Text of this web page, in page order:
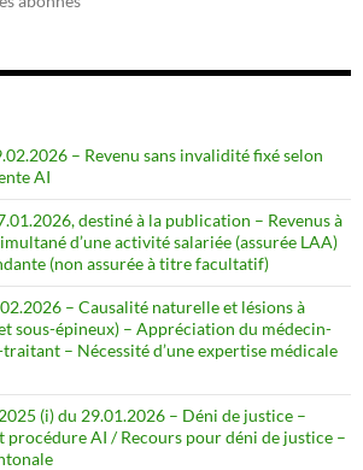
– Revenu sans invalidité fixé selon
AI
destiné à la publication – Revenus à
d’une activité salariée (assurée LAA)
(non assurée à titre facultatif)
– Causalité naturelle et lésions à
sous-épineux) – Appréciation du médecin-
– Nécessité d’une expertise médicale
(i) du 29.01.2026 – Déni de justice –
procédure AI / Recours pour déni de justice –